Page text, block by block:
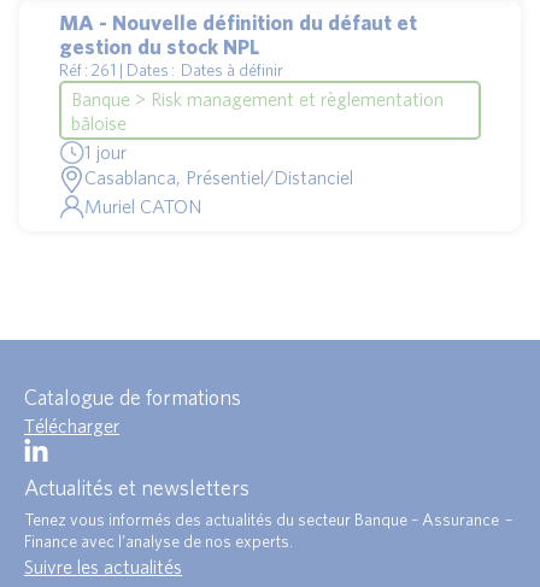
MA - Nouvelle définition du défaut et
gestion du stock NPL
Réf : 261 | Dates : Dates à définir
Banque > Risk management et règlementation
bâloise
1 jour
Casablanca, Présentiel/Distanciel
Muriel CATON
Catalogue de formations
Télécharger
Actualités et newsletters
Tenez vous informés des actualités du secteur Banque – Assurance –
Finance avec l’analyse de nos experts.
Suivre les actualités